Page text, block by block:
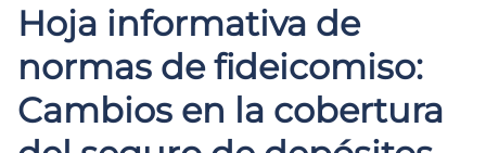
Hoja informativa de
normas de fideicomiso:
Cambios en la cobertura